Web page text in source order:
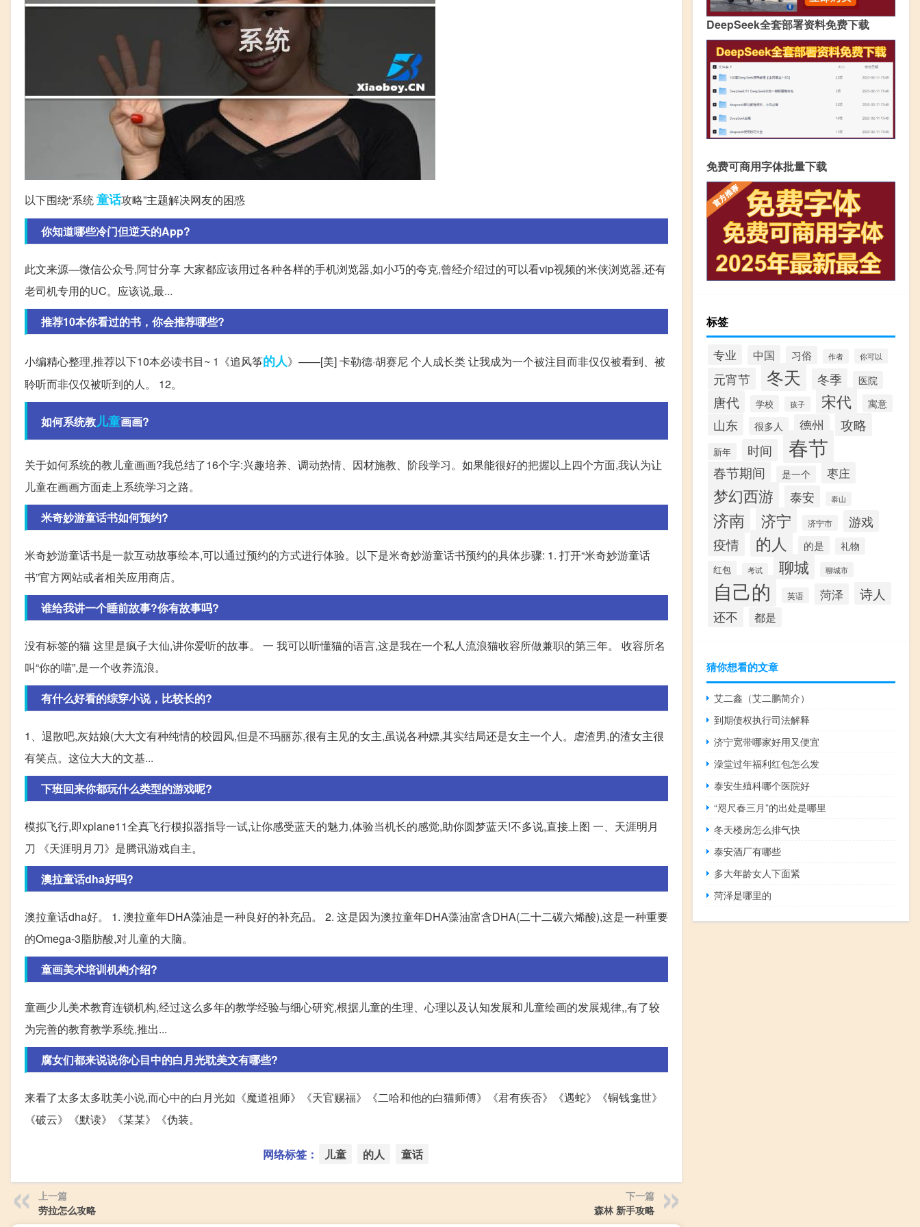
以下围绕“系统童话攻略”主题解决网友的困惑
你知道哪些冷门但逆天的App?
此文来源—微信公众号,阿甘分享 大家都应该用过各种各样的手机浏览器,如小巧的夸克,曾经介绍过的可以看vip视频的米侠浏览器,还有
老司机专用的UC。应该说,最...
推荐10本你看过的书，你会推荐哪些?
小编精心整理,推荐以下10本必读书目~ 1《追风筝的人》——[美] 卡勒德·胡赛尼 个人成长类 让我成为一个被注目而非仅仅被看到、被
聆听而非仅仅被听到的人。 12。
如何系统教儿童画画?
关于如何系统的教儿童画画?我总结了16个字:兴趣培养、调动热情、因材施教、阶段学习。如果能很好的把握以上四个方面,我认为让
儿童在画画方面走上系统学习之路。
米奇妙游童话书如何预约?
米奇妙游童话书是一款互动故事绘本,可以通过预约的方式进行体验。以下是米奇妙游童话书预约的具体步骤: 1. 打开“米奇妙游童话
书”官方网站或者相关应用商店。
谁给我讲一个睡前故事?你有故事吗?
没有标签的猫 这里是疯子大仙,讲你爱听的故事。 一 我可以听懂猫的语言,这是我在一个私人流浪猫收容所做兼职的第三年。 收容所名
叫“你的喵”,是一个收养流浪。
有什么好看的综穿小说，比较长的?
1、退散吧,灰姑娘(大大文有种纯情的校园风,但是不玛丽苏,很有主见的女主,虽说各种嫖,其实结局还是女主一个人。虐渣男,的渣女主很
有笑点。这位大大的文基...
下班回来你都玩什么类型的游戏呢?
模拟飞行,即xplane11全真飞行模拟器指导一试,让你感受蓝天的魅力,体验当机长的感觉,助你圆梦蓝天!不多说,直接上图 一、天涯明月
刀 《天涯明月刀》是腾讯游戏自主。
澳拉童话dha好吗?
澳拉童话dha好。 1. 澳拉童年DHA藻油是一种良好的补充品。 2. 这是因为澳拉童年DHA藻油富含DHA(二十二碳六烯酸),这是一种重要
的Omega-3脂肪酸,对儿童的大脑。
童画美术培训机构介绍?
童画少儿美术教育连锁机构,经过这么多年的教学经验与细心研究,根据儿童的生理、心理以及认知发展和儿童绘画的发展规律,,有了较
为完善的教育教学系统,推出...
腐女们都来说说你心目中的白月光耽美文有哪些?
来看了太多太多耽美小说,而心中的白月光如《魔道祖师》《天官赐福》《二哈和他的白猫师傅》《君有疾否》《遇蛇》《铜钱龛世》
《破云》《默读》《某某》《伪装。
网络标签： 儿童 的人 童话
上一篇
劳拉怎么攻略
下一篇
森林 新手攻略
DeepSeek全套部署资料免费下载
免费可商用字体批量下载
标签
专业 中国 习俗 作者 你可以
元宵节 冬天 冬季 医院
唐代 学校 孩子 宋代 寓意
山东 很多人 德州 攻略
新年 时间 春节
春节期间 是一个 枣庄
梦幻西游 泰安 泰山
济南 济宁 济宁市 游戏
疫情 的人 的是
礼物
红包
考试 聊城 聊城市
自己的 英语 菏泽 诗人
还不 都是
猜你想看的文章
艾二鑫（艾二鹏简介）
到期债权执行司法解释
济宁宽带哪家好用又便宜
澡堂过年福利红包怎么发
泰安生殖科哪个医院好
“咫尺春三月”的出处是哪里
冬天楼房怎么排气快
泰安酒厂有哪些
多大年龄女人下面紧
菏泽是哪里的